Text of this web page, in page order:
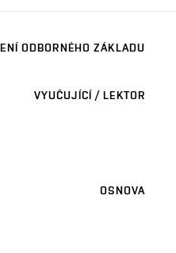
ODBORNÉHO ZÁKLADU
VYUČUJÍCÍ / LEKTOR
OSNOVA